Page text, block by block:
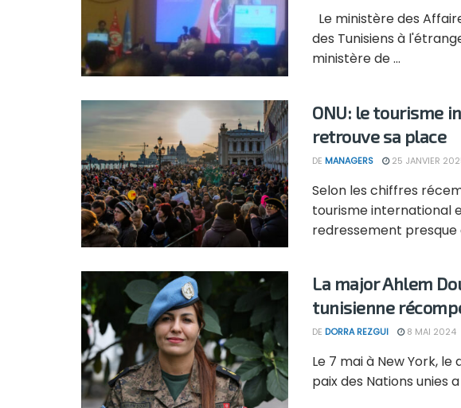
Le ministère des
des Tunisiens à
ministère de ...
ONU: le tourisme
retrouve sa place
DE MANAGERS 25 JANVIER
Selon les chiffres
tourisme international
redressement presque
La major Ahlem
tunisienne
DE DORRA REZGUI 8 MAI 2024
Le 7 mai à New York,
paix des Nations unies